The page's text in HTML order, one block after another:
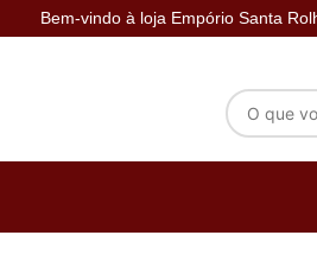
Bem-vindo à loja Empório Santa